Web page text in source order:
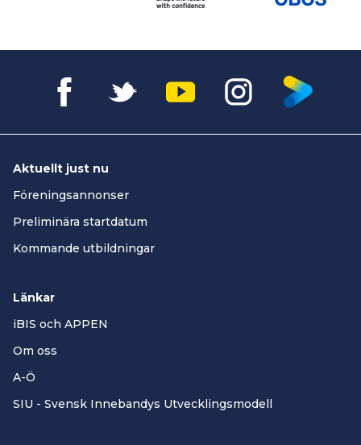
Aktuellt just nu
Föreningsannonser
Preliminära startdatum
Kommande utbildningar
Länkar
iBIS och APPEN
Om oss
A-Ö
SIU - Svensk Innebandys Utvecklingsmodell